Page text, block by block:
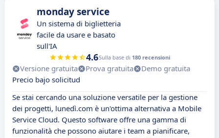
monday service
Un sistema di biglietteria
facile da usare e basato
sull'IA
4.6Sulla base di 180 recensioni
Versione gratuita Prova gratuita
Demo gratuita
Precio bajo solicitud
Se stai cercando una soluzione versatile per la gestione
dei progetti, lunedì.com è un'ottima alternativa a Mobile
Service Cloud. Questo software offre una gamma di
funzionalità che possono aiutare i team a pianificare,